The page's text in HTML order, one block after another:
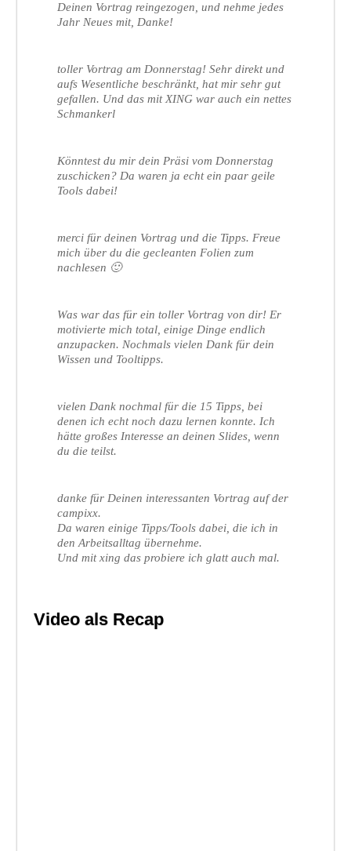
Deinen Vortrag reingezogen, und nehme jedes
Jahr Neues mit, Danke!
toller Vortrag am Donnerstag! Sehr direkt und
aufs Wesentliche beschränkt, hat mir sehr gut
gefallen. Und das mit XING war auch ein nettes
Schmankerl
Könntest du mir dein Präsi vom Donnerstag
zuschicken? Da waren ja echt ein paar geile
Tools dabei!
merci für deinen Vortrag und die Tipps. Freue
mich über du die gecleanten Folien zum
nachlesen 🙂
Was war das für ein toller Vortrag von dir! Er
motivierte mich total, einige Dinge endlich
anzupacken. Nochmals vielen Dank für dein
Wissen und Tooltipps.
vielen Dank nochmal für die 15 Tipps, bei
denen ich echt noch dazu lernen konnte. Ich
hätte großes Interesse an deinen Slides, wenn
du die teilst.
danke für Deinen interessanten Vortrag auf der
campixx.
Da waren einige Tipps/Tools dabei, die ich in
den Arbeitsalltag übernehme.
Und mit xing das probiere ich glatt auch mal.
Video als Recap